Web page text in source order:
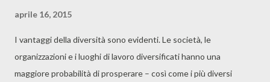
aprile 16, 2015
I vantaggi della diversità sono evidenti. Le società, le
organizzazioni e i luoghi di lavoro diversificati hanno una
maggiore probabilità di prosperare – così come i più diversi